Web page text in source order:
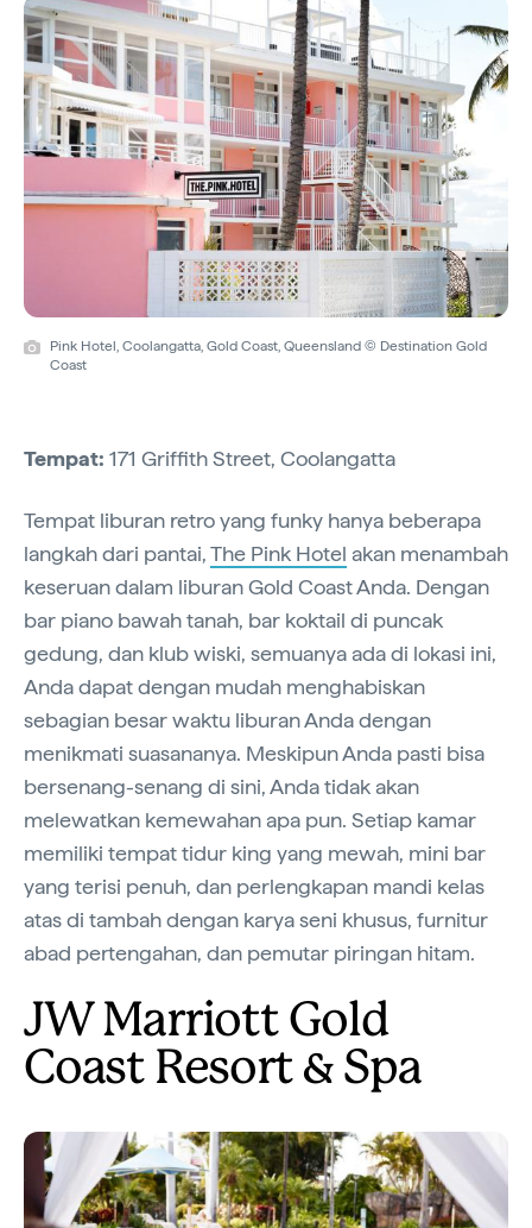
Pink Hotel, Coolangatta, Gold Coast, Queensland © Destination Gold
Coast
Tempat: 171 Griffith Street, Coolangatta
Tempat liburan retro yang funky hanya beberapa
langkah dari pantai,The Pink Hotel akan menambah
keseruan dalam liburan Gold Coast Anda. Dengan
bar piano bawah tanah, bar koktail di puncak
gedung, dan klub wiski, semuanya ada di lokasi ini,
Anda dapat dengan mudah menghabiskan
sebagian besar waktu liburan Anda dengan
menikmati suasananya. Meskipun Anda pasti bisa
bersenang-senang di sini, Anda tidak akan
melewatkan kemewahan apa pun. Setiap kamar
memiliki tempat tidur king yang mewah, mini bar
yang terisi penuh, dan perlengkapan mandi kelas
atas di tambah dengan karya seni khusus, furnitur
abad pertengahan, dan pemutar piringan hitam.
JW Marriott Gold
Coast Resort & Spa